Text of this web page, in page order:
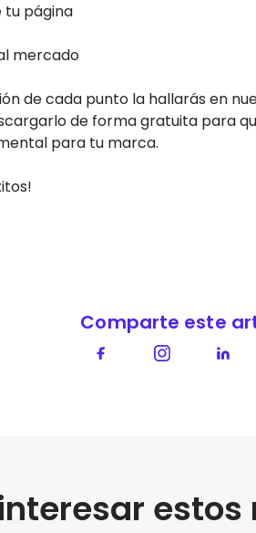
tu página
mercado
de cada punto la hallarás en
de forma gratuita para
para tu marca.
Comparte este
estos